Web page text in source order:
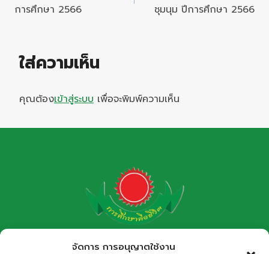
จัดการ การอนุญาตใช้งาน
การศึกษา 2566
ชุมนุม ปีการศึกษา 2566
ใส่ความเห็น
คุณต้องเข้าสู่ระบบ เพื่อจะพิมพ์ความเห็น
โรงเรียนกาฬสินธุ์พิทยาสรรพ์